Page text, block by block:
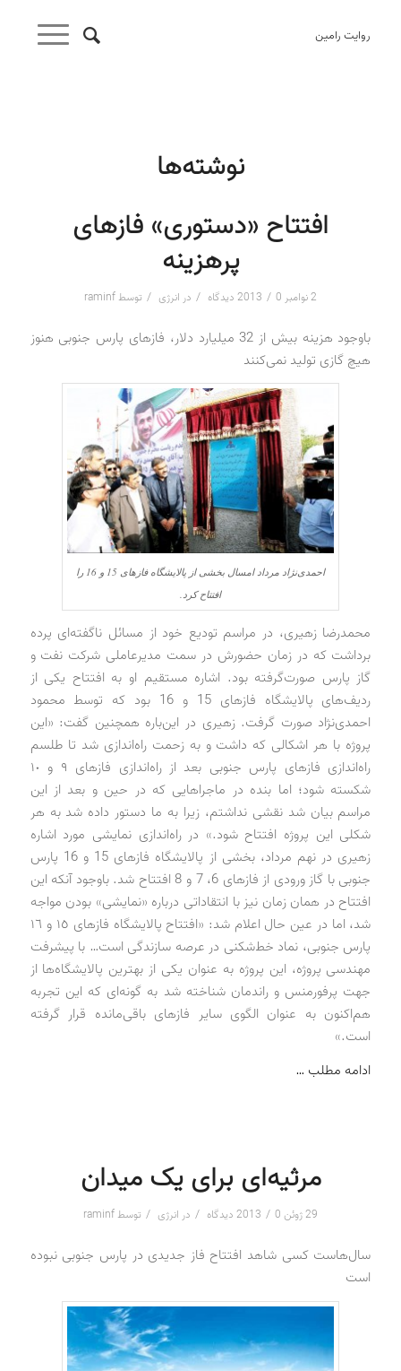
روایت رامین
نوشته‌ها
افتتاح «دستوری» فازهای
پرهزینه
2 نوامبر 2013 / 0 دیدگاه / در انرژی / توسط raminf
باوجود هزینه بیش از 32 میلیارد دلار، فازهای پارس جنوبی هنوز
هیچ گازی تولید نمی‌کنند
احمدی‌نژاد مرداد امسال بخشی از پالایشگاه فازهای 15 و 16 را
افتتاح کرد.
محمدرضا زهیری، در مراسم تودیع خود از مسائل ناگفته‌ای پرده
برداشت که در زمان حضورش در سمت مدیرعاملی شرکت نفت و
گاز پارس صورت‌گرفته بود. اشاره مستقیم او به افتتاح یکی از
ردیف‌های پالایشگاه فازهای 15 و 16 بود که توسط محمود
احمدی‌نژاد صورت گرفت. زهیری در این‌باره همچنین گفت: «این
پروژه با هر اشکالی که داشت و به زحمت راه‌اندازی شد تا طلسم
راه‌اندازی فازهای پارس جنوبی بعد از راه‌اندازی فازهای ٩ و ١٠
شکسته شود؛ اما بنده در ماجراهایی که در حین و بعد از این
مراسم بیان شد نقشی نداشتم، زیرا به ما دستور داده شد به هر
شکلی این پروژه افتتاح شود.» در راه‌اندازی نمایشی مورد اشاره
زهیری در نهم مرداد، بخشی از پالایشگاه فازهای 15 و 16 پارس
جنوبی با گاز ورودی از فازهای 6، 7 و 8 افتتاح شد. باوجود آنکه این
افتتاح در همان زمان نیز با انتقاداتی درباره «نمایشی» بودن مواجه
شد، اما در عین حال اعلام شد: «افتتاح پالایشگاه فازهای ١٥ و ١٦
پارس جنوبی، نماد خط‌شکنی در عرصه سازندگی است… با پیشرفت
مهندسی پروژه، این پروژه به‌ عنوان یکی از بهترین پالایشگاه‌ها از
جهت پرفورمنس و راندمان شناخته شد به گونه‌ای که این تجربه
هم‌اکنون به عنوان الگوی سایر فازهای باقی‌مانده قرار گرفته
است.»
ادامه مطلب …
مرثیه‌ای برای یک میدان
29 ژوئن 2013 / 0 دیدگاه / در انرژی / توسط raminf
سال‌هاست کسی شاهد افتتاح فاز جدیدی در پارس جنوبی نبوده
است